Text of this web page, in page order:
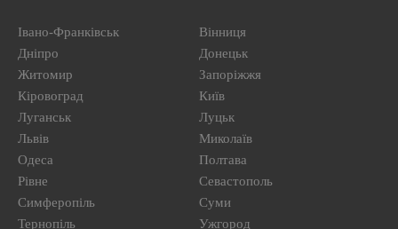
Івано-Франківськ
Вінниця
Дніпро
Донецьк
Житомир
Запоріжжя
Кіровоград
Київ
Луганськ
Луцьк
Львів
Миколаїв
Одеса
Полтава
Рівне
Севастополь
Симферопіль
Суми
Тернопіль
Ужгород